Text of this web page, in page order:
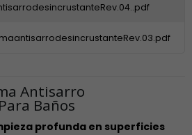
Antisarro
Baños
profunda en superficies